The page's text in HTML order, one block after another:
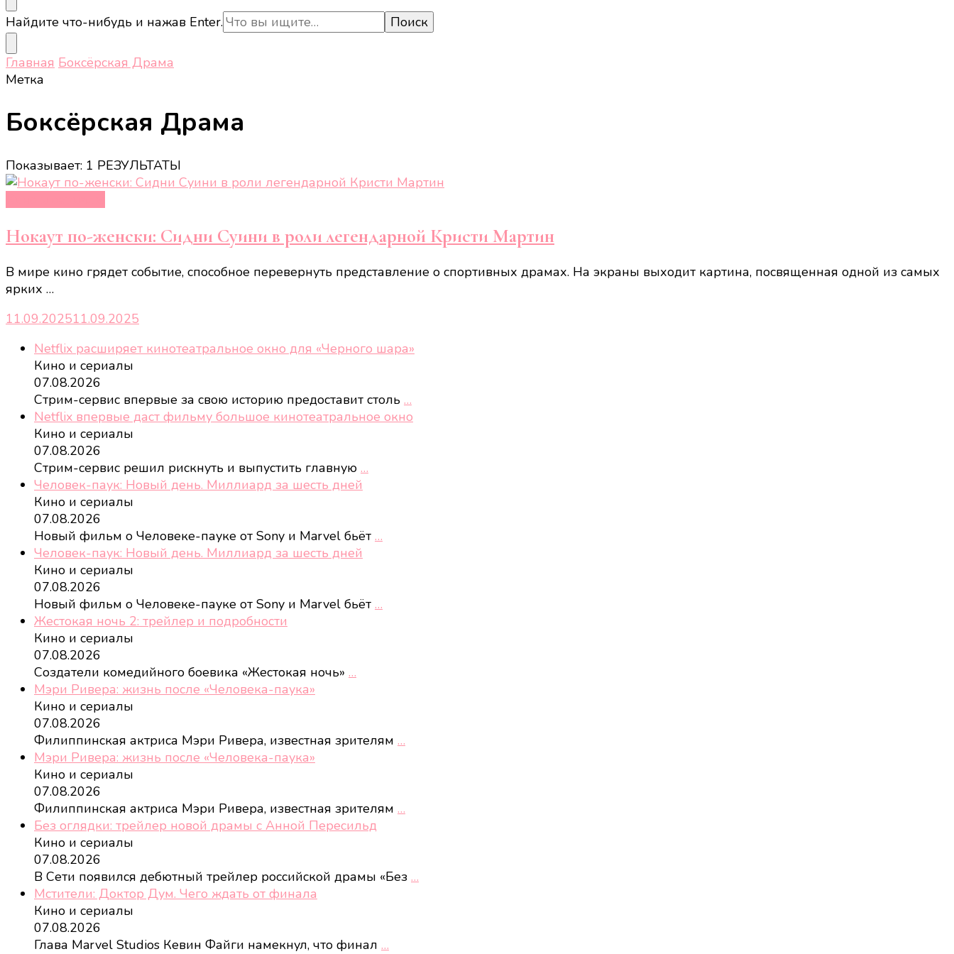
Ищите
что-
то?
Найдите что-нибудь и нажав Enter.
Главная Боксёрская Драма
Метка
Боксёрская Драма
Показывает: 1 РЕЗУЛЬТАТЫ
Нокаут по-женски: Сидни Суини в роли легендарной Кристи Мартин
В мире кино грядет событие, способное перевернуть представление о спортивных драмах. На экраны выходит картина, посвященная одной из самых
ярких …
11.09.202511.09.2025
Netflix расширяет кинотеатральное окно для «Черного шара»
Кино и сериалы
07.08.2026
Стрим-сервис впервые за свою историю предоставит столь …
Netflix впервые даст фильму большое кинотеатральное окно
Кино и сериалы
07.08.2026
Стрим-сервис решил рискнуть и выпустить главную …
Человек-паук: Новый день. Миллиард за шесть дней
Кино и сериалы
07.08.2026
Новый фильм о Человеке-пауке от Sony и Marvel бьёт …
Человек-паук: Новый день. Миллиард за шесть дней
Кино и сериалы
07.08.2026
Новый фильм о Человеке-пауке от Sony и Marvel бьёт …
Жестокая ночь 2: трейлер и подробности
Кино и сериалы
07.08.2026
Создатели комедийного боевика «Жестокая ночь» …
Мэри Ривера: жизнь после «Человека-паука»
Кино и сериалы
07.08.2026
Филиппинская актриса Мэри Ривера, известная зрителям …
Мэри Ривера: жизнь после «Человека-паука»
Кино и сериалы
07.08.2026
Филиппинская актриса Мэри Ривера, известная зрителям …
Без оглядки: трейлер новой драмы с Анной Пересильд
Кино и сериалы
07.08.2026
В Сети появился дебютный трейлер российской драмы «Без …
Мстители: Доктор Дум. Чего ждать от финала
Кино и сериалы
07.08.2026
Глава Marvel Studios Кевин Файги намекнул, что финал …